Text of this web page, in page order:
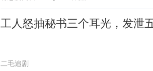
工人怒抽秘书三个耳光，发泄
二毛追剧